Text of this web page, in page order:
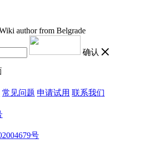
author from Belgrade
确认
常见问题 申请试用 联系我们
号